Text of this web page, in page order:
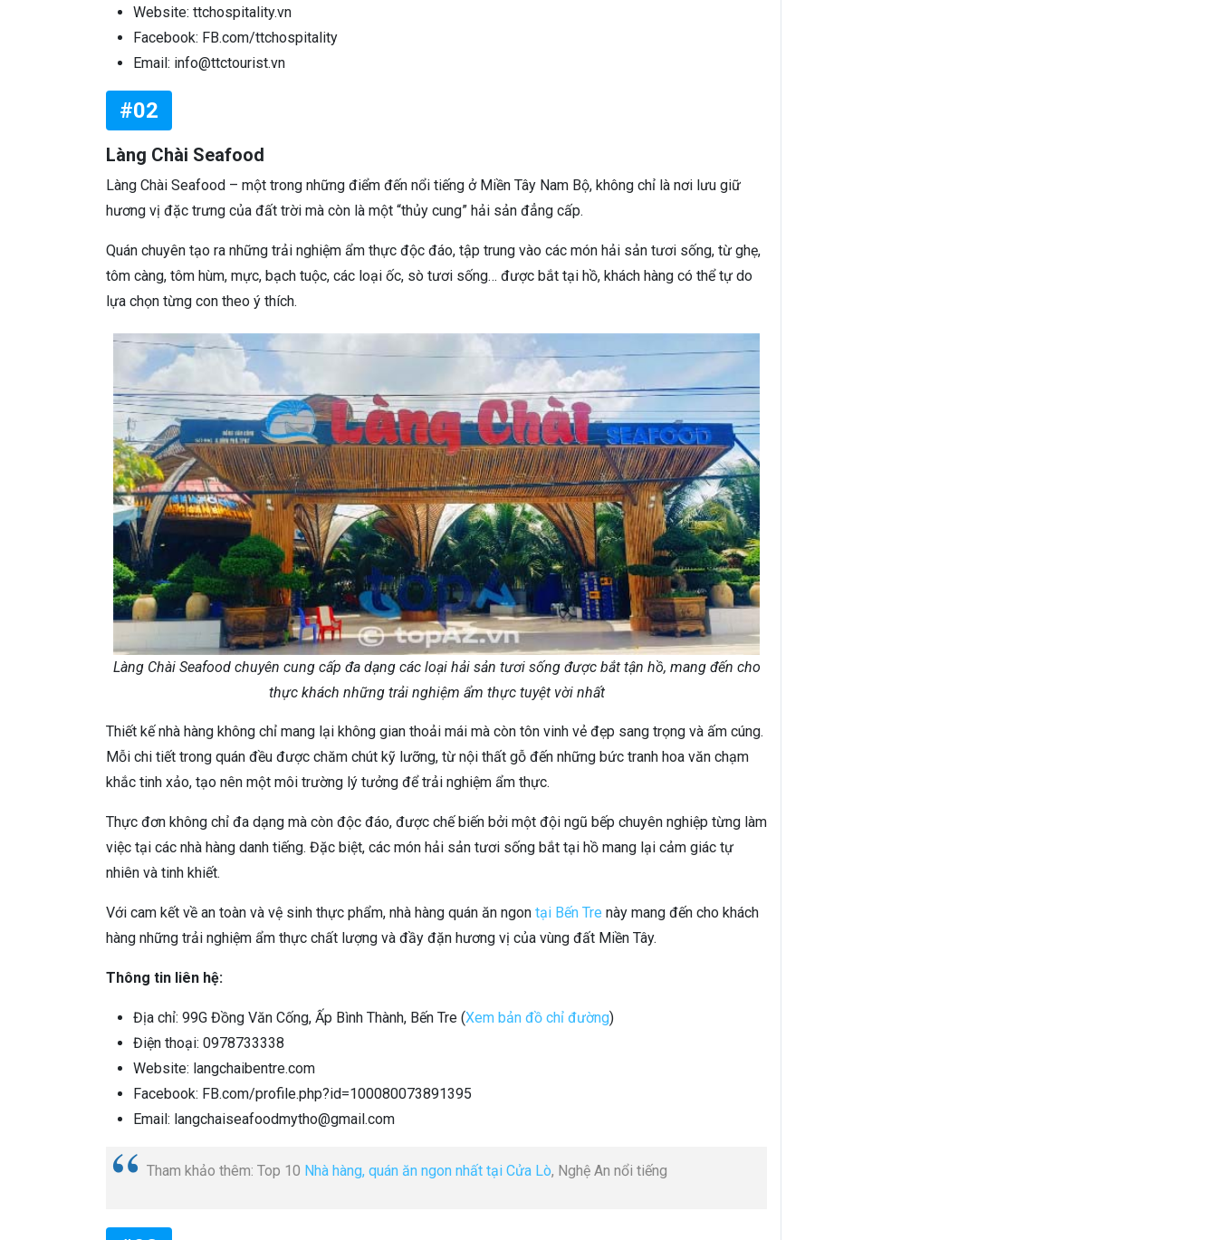
Website: ttchospitality.vn
Facebook: FB.com/ttchospitality
Email: info@ttctourist.vn
#02
Làng Chài Seafood
Làng Chài Seafood – một trong những điểm đến nổi tiếng ở Miền Tây Nam Bộ, không chỉ là nơi lưu giữ
hương vị đặc trưng của đất trời mà còn là một “thủy cung” hải sản đẳng cấp.
Quán chuyên tạo ra những trải nghiệm ẩm thực độc đáo, tập trung vào các món hải sản tươi sống, từ ghẹ,
tôm càng, tôm hùm, mực, bạch tuộc, các loại ốc, sò tươi sống… được bắt tại hồ, khách hàng có thể tự do
lựa chọn từng con theo ý thích.
Làng Chài Seafood chuyên cung cấp đa dạng các loại hải sản tươi sống được bắt tận hồ, mang đến cho
thực khách những trải nghiệm ẩm thực tuyệt vời nhất
Thiết kế nhà hàng không chỉ mang lại không gian thoải mái mà còn tôn vinh vẻ đẹp sang trọng và ấm cúng.
Mỗi chi tiết trong quán đều được chăm chút kỹ lưỡng, từ nội thất gỗ đến những bức tranh hoa văn chạm
khắc tinh xảo, tạo nên một môi trường lý tưởng để trải nghiệm ẩm thực.
Thực đơn không chỉ đa dạng mà còn độc đáo, được chế biến bởi một đội ngũ bếp chuyên nghiệp từng làm
việc tại các nhà hàng danh tiếng. Đặc biệt, các món hải sản tươi sống bắt tại hồ mang lại cảm giác tự
nhiên và tinh khiết.
Với cam kết về an toàn và vệ sinh thực phẩm, nhà hàng quán ăn ngon tại Bến Tre này mang đến cho khách
hàng những trải nghiệm ẩm thực chất lượng và đầy đặn hương vị của vùng đất Miền Tây.
Thông tin liên hệ:
Địa chỉ: 99G Đồng Văn Cống, Ấp Bình Thành, Bến Tre (Xem bản đồ chỉ đường)
Điện thoại: 0978733338
Website: langchaibentre.com
Facebook: FB.com/profile.php?id=100080073891395
Email: langchaiseafoodmytho@gmail.com
Tham khảo thêm: Top 10 Nhà hàng, quán ăn ngon nhất tại Cửa Lò, Nghệ An nổi tiếng